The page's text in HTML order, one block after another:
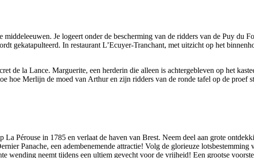
Je logeert onder de bescherming van de ridders van de Puy du
gekatapulteerd. In restaurant L’Ecuyer-Tranchant, met uitzicht op het
de la Lance. Marguerite, een herderin die alleen is achtergebleven op het
hoe Merlijn de moed van Arthur en zijn ridders van de ronde tafel op de proef
La Pérouse in 1785 en verlaat de haven van Brest. Neem deel aan grote
Panache, een adembenemende attractie! Volg de glorieuze
wending neemt tijdens een ultiem gevecht voor de vrijheid! Een grootse